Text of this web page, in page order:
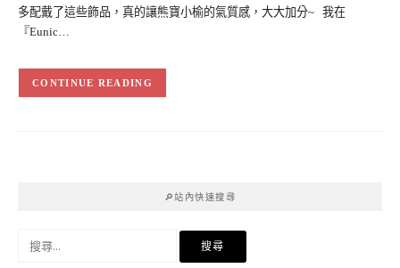
多配戴了這些飾品，真的讓熊寶小榆的氣質感，大大加分~ 我在
『Eunic…
CONTINUE READING
🔎站內快速搜尋